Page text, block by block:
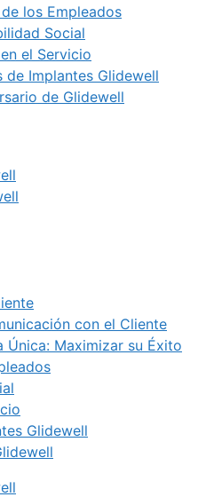
los Empleados
Social
el Servicio
de Implantes Glidewell
de Glidewell
con el Cliente
Única: Maximizar su Éxito
Glidewell